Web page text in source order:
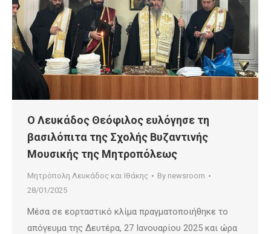
Ο Λευκάδος Θεόφιλος ευλόγησε τη
βασιλόπιτα της Σχολής Βυζαντινής
Μουσικής της Μητροπόλεως
Μητρόπολη Λευκάδος και Ιθάκης By newsroom
28/01/2025
Μέσα σε εορταστικό κλίμα πραγματοποιήθηκε το
απόγευμα της Δευτέρα, 27 Ιανουαρίου 2025 και ώρα